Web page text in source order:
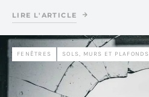
LIRE L'ARTICLE
FENÊTRES SOLS, MURS ET PLAFONDS